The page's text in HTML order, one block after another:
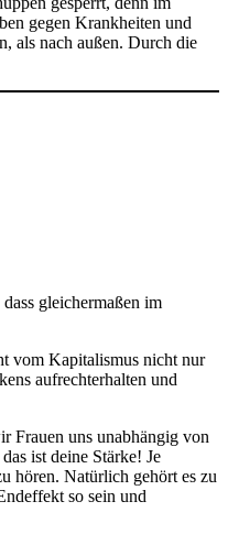
gegen Krankheiten und
als nach außen. Durch die
gleichermaßen im
vom Kapitalismus nicht nur
aufrechterhalten und
Frauen uns unabhängig von
ist deine Stärke! Je
hören. Natürlich gehört es zu
so sein und